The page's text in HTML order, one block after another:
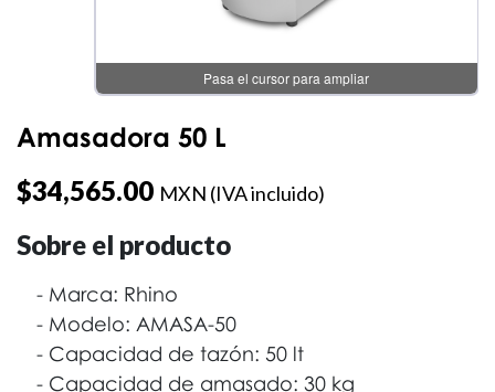
Pasa el cursor para ampliar
Amasadora 50 L
$34,565.00 MXN (IVA incluido)
Sobre el producto
Marca: Rhino
Modelo: AMASA-50
Capacidad de tazón: 50 lt
Capacidad de amasado: 30 kg